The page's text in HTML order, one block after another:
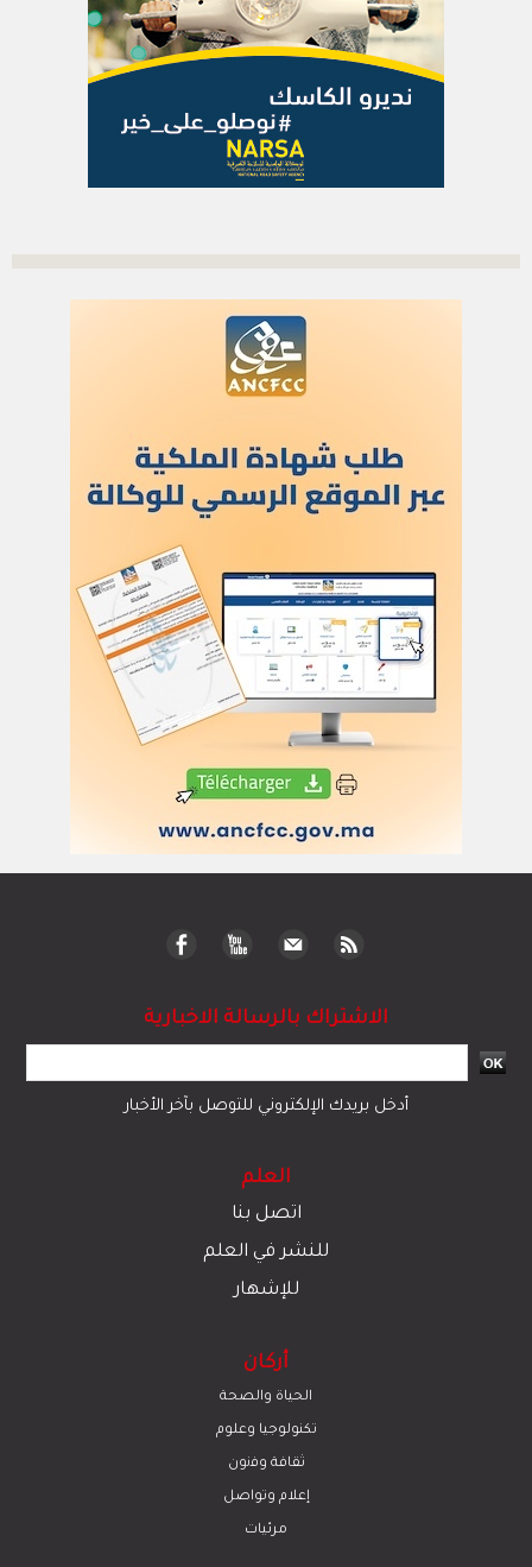
الاشتراك بالرسالة الاخبارية
أدخل بريدك الإلكتروني للتوصل بآخر الأخبار
العلم
اتصل بنا
للنشر في العلم
للإشهار
أركان
الحياة والصحة
تكنولوجيا وعلوم
ﺛﻘﺎﻓﺔ وﻓﻧون
إعلام وتواصل
مرئيات